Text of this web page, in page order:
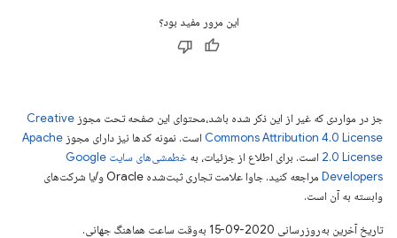
این مرور مفید بود؟
جز در مواردی که غیر از این ذکر شده باشد،‌محتوای این صفحه تحت مجوز Creative
Commons Attribution 4.0 License است. نمونه کدها نیز دارای مجوز Apache
2.0 License است. برای اطلاع از جزئیات، به
خطمشی‌های سایت Google
Developers‏
مراجعه کنید. جاوا علامت تجاری ثبت‌شده Oracle و/یا شرکت‌های
وابسته به آن است.
تاریخ آخرین به‌روزرسانی 2020-09-15 به‌وقت ساعت هماهنگ جهانی.